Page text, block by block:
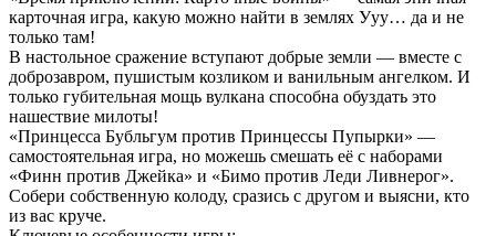
карточная игра, какую можно найти в землях Ууу… да и не
только там!
В настольное сражение вступают добрые земли — вместе с
доброзавром, пушистым козликом и ванильным ангелком. И
только губительная мощь вулкана способна обуздать это
нашествие милоты!
«Принцесса Бубльгум против Принцессы Пупырки» —
самостоятельная игра, но можешь смешать её с наборами
«Финн против Джейка» и «Бимо против Леди Ливнерог».
Собери собственную колоду, сразись с другом и выясни, кто
из вас круче.